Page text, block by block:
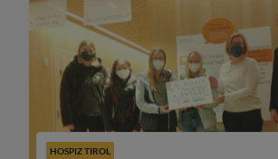
HOSPIZ TIROL